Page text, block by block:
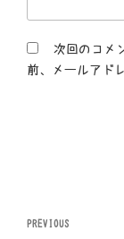
次回のコメ
前、メールアド
投
Previous
PREVIOUS